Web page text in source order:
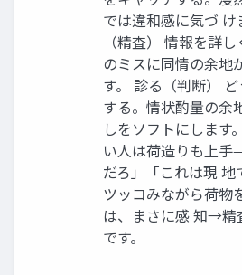
では違和感に気づ け
（精査） 情報を詳
のミスに同情の余地
す。 診る（判断）
する。情状酌量の余
しをソフトにします
い人は荷造りも上
だろ」「これは現 地
ツッコみながら荷物
は、まさに感 知→
です。